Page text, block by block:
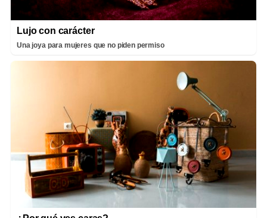
Lujo con carácter
Una joya para mujeres que no piden permiso